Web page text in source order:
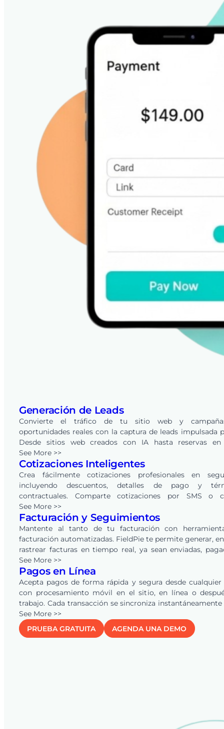
Generación de Leads
Convierte el tráfico de tu sitio web y
oportunidades reales con la captura de leads impulsada
Desde sitios web creados con IA hasta reservas en
integradas, cada solicitud se convierte en un lead en tu
de FieldPie, listo para rastrear, calificar y convertir a
CRM integrado.
See More >>
Cotizaciones Inteligentes
Crea fácilmente cotizaciones profesionales en
incluyendo descuentos, detalles de pago y
contractuales. Comparte cotizaciones por SMS o
electrónico, y permite a los clientes revisarlas y
línea con un solo clic. FieldPie también
seguimientos, ayudando a las empresas de todas las
a convertir más oportunidades en ingresos.
See More >>
Facturación y Seguimientos
Mantente al tanto de tu facturación con
facturación automatizadas. FieldPie te permite generar,
rastrear facturas en tiempo real, ya sean enviadas,
vencidas. Los recordatorios automáticos mantienen a tu
y clientes alineados, asegurando pagos más
reduciendo la carga de trabajo administrativa.
See More >>
Pagos en Línea
Acepta pagos de forma rápida y segura desde
con procesamiento móvil en el sitio, en línea o
trabajo. Cada transacción se sincroniza
sistema para una visibilidad financiera clara, y la
QuickBooksOnline automatiza cotizaciones, facturas y
eliminando la doble entrada y manteniendo tus
See More >>
PRUEBA GRATUITA
AGENDA UNA DEMO